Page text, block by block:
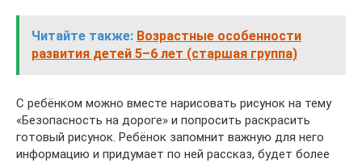
Читайте также: Возрастные особенности
развития детей 5–6 лет (старшая группа)
С ребёнком можно вместе нарисовать рисунок на тему
«Безопасность на дороге» и попросить раскрасить
готовый рисунок. Ребёнок запомнит важную для него
информацию и придумает по ней рассказ, будет более